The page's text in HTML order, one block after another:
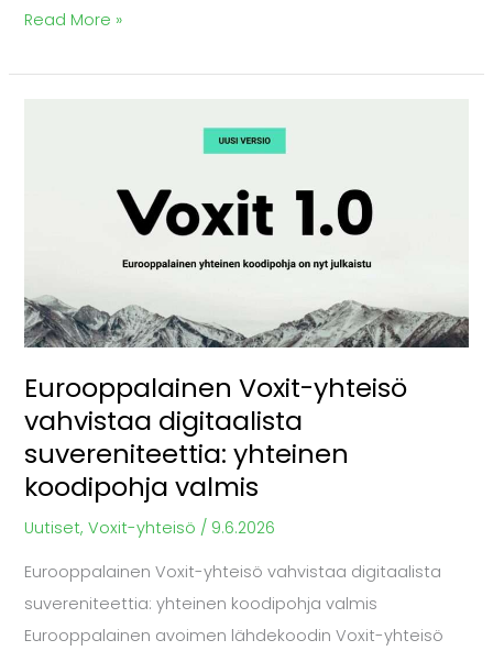
Read More »
Eurooppalainen Voxit-yhteisö
vahvistaa digitaalista
suvereniteettia: yhteinen
koodipohja valmis
Uutiset,Voxit-yhteisö / 9.6.2026
Eurooppalainen Voxit-yhteisö vahvistaa digitaalista
suvereniteettia: yhteinen koodipohja valmis
Eurooppalainen avoimen lähdekoodin Voxit-yhteisö
suvereniteettia:
yhteinen
koodipohja